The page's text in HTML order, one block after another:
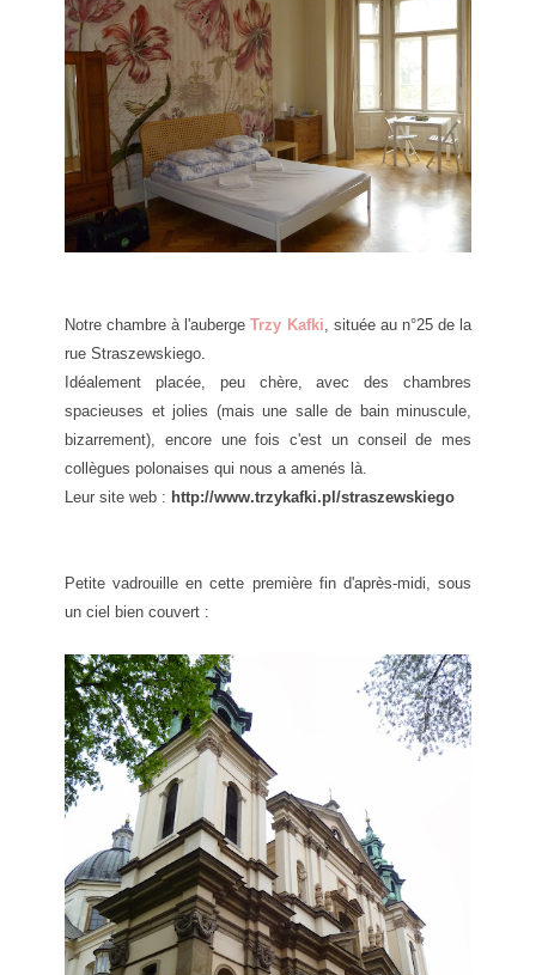
Notre chambre à l'aubergeTrzy Kafki, située au n°25 de la
rue Straszewskiego.
Idéalement placée, peu chère, avec des chambres
spacieuses et jolies (mais une salle de bain minuscule,
bizarrement), encore une fois c'est un conseil de mes
collègues polonaises qui nous a amenés là.
Leur site web : http://www.trzykafki.pl/straszewskiego
Petite vadrouille en cette première fin d'après-midi, sous
un ciel bien couvert :